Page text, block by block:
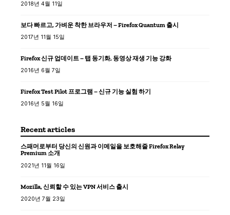
2018년 4월 11일
보다 빠르고, 가벼운 착한 브라우저 – Firefox Quantum 출시
2017년 11월 15일
Firefox 신규 업데이트 – 탭 동기화, 동영상 재생 기능 강화
2016년 6월 7일
Firefox Test Pilot 프로그램 – 신규 기능 실험 하기
2016년 5월 16일
Recent articles
스패머로부터 당신의 신원과 이메일을 보호해줄 Firefox Relay
Premium 소개
2021년 11월 16일
Mozilla, 신뢰할 수 있는 VPN 서비스 출시
2020년 7월 23일